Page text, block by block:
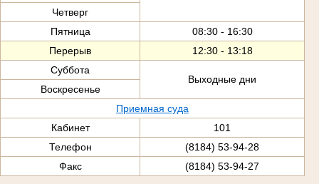
Четверг
Пятница
08:30 - 16:30
Перерыв
12:30 - 13:18
Суббота
Выходные дни
Воскресенье
Приемная суда
Кабинет
101
Телефон
(8184) 53-94-28
Факс
(8184) 53-94-27